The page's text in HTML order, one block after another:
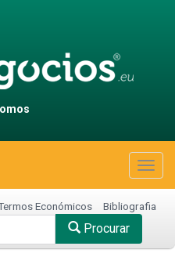
Económicos Bibliografia
Procurar